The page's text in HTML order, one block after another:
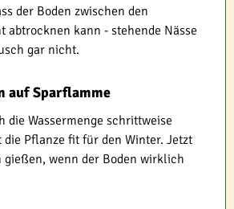
der Boden zwischen den
abtrocknen kann - stehende Nässe
gar nicht.
auf Sparflamme
die Wassermenge schrittweise
die Pflanze fit für den Winter. Jetzt
wenn der Boden wirklich